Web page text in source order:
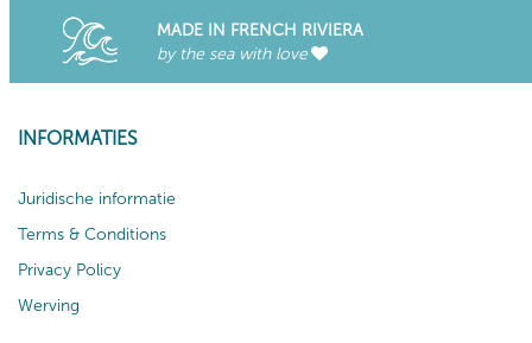
MADE IN FRENCH RIVIERA
by the sea with love
INFORMATIES
Juridische informatie
Terms & Conditions
Privacy Policy
Werving